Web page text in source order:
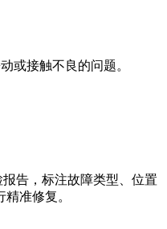
接触不良的问题。
告，标注故障类型、位置
准修复。